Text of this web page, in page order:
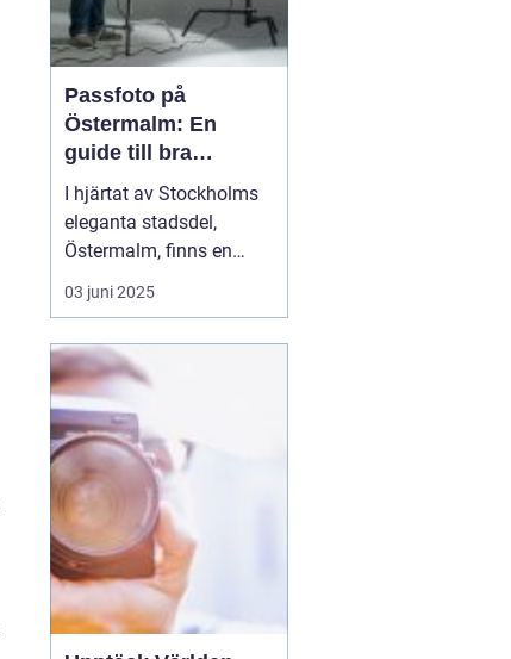
Passfoto på
Östermalm: En
guide till bra
porträttfotografering
I hjärtat av Stockholms
eleganta stadsdel,
Östermalm, finns en
mängd tjänster och
verksamheter som
exklusiv shopping till
kvalitativ service. En av
dessa är möjligheten att
ta passfoto på &...
03 juni 2025